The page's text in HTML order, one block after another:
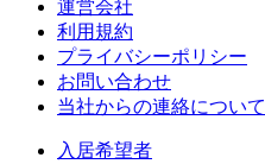
運営会社
利用規約
プライバシーポリシー
お問い合わせ
当社からの連絡について
入居希望者